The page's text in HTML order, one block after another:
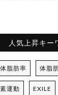
人気上昇キー
体脂肪率 体脂
運動 EXILE